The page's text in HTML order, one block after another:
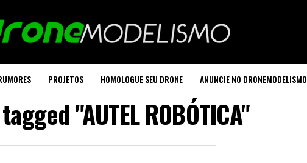
PROJETOS HOMOLOGUE SEU DRONE ANUNCIE NO DRONEMODELISMO
"AUTEL ROBÓTICA"